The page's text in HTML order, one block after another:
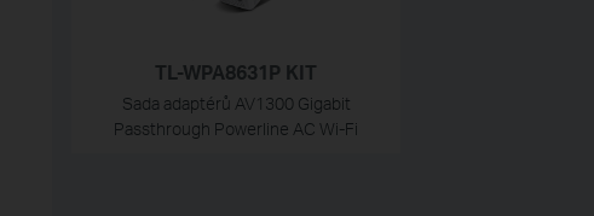
TL-WPA8631P KIT
Sada adaptérů AV1300 Gigabit
Passthrough Powerline AC Wi-Fi